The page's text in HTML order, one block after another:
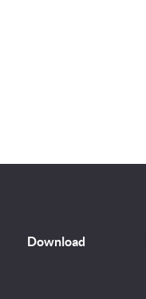
Download